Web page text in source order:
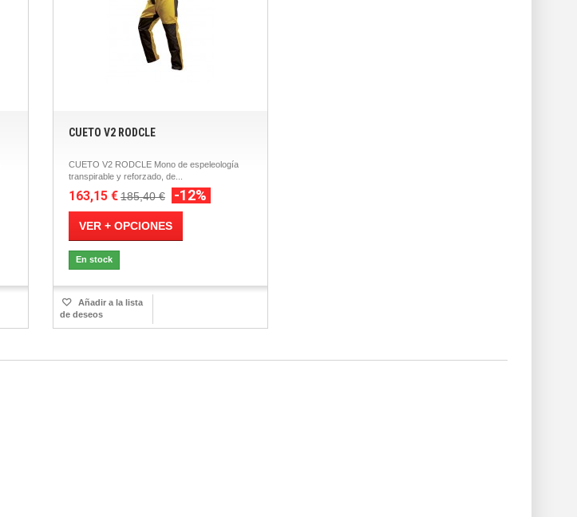
CUETO V2 RODCLE
CUETO V2 RODCLE Mono de espeleología
transpirable y reforzado, de...
163,15 €185,40 € -12%
VER + OPCIONES
En stock
Añadir a la lista
de deseos